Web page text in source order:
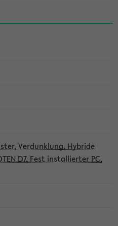
Verdunklung, Hybride
D7, Fest installierter PC,